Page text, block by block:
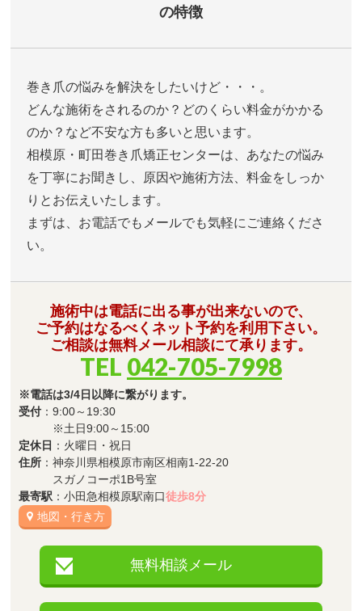
の特徴
巻き爪の悩みを解決をしたいけど・・・。
どんな施術をされるのか？どのくらい料金がかかる
のか？など不安な方も多いと思います。
相模原・町田巻き爪矯正センターは、あなたの悩み
を丁寧にお聞きし、原因や施術方法、料金をしっか
りとお伝えいたします。
まずは、お電話でもメールでも気軽にご連絡くださ
い。
施術中は電話に出る事が出来ないので、
ご予約はなるべくネット予約を利用下さい。
ご相談は無料メール相談にて承ります。
TEL 042-705-7998
※電話は3/4日以降に繋がります。
受付 ：9:00～19:30
※土日9:00～15:00
定休日 ：火曜日・祝日
住所 ：神奈川県相模原市南区相南1-22-20
スガノコーポ1B号室
最寄駅 ：小田急相模原駅南口徒歩8分
地図・行き方
無料相談メール